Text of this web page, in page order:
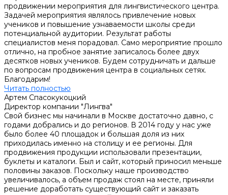
продвижении мероприятия для лингвистического центра.
Задачей мероприятия являлось привлечение новых
учеников и повышение узнаваемости школы среди
потенциальной аудитории. Результат работы
специалистов меня порадовал. Само мероприятие прошло
отлично, на пробное занятие записалось более двух
десятков новых учеников. Будем сотрудничать и дальше
по вопросам продвижения центра в социальных сетях.
Благодарим!
Читать полностью
Артем Спасокукоцкий
Директор компании "Лингва"
Свой бизнес мы начинали в Москве достаточно давно, с
годами добрались и до регионов. В 2014 году у нас уже
было более 40 площадок и большая доля из них
приходилась именно на столицу и ее регионы. Для
продвижения продукции использовали презентации,
буклеты и каталоги. Был и сайт, который приносил меньше
половины заказов. Поскольку наше производство
увеличивалось, а объем продаж стоял на месте, приняли
решение доработать существующий сайт и заказать